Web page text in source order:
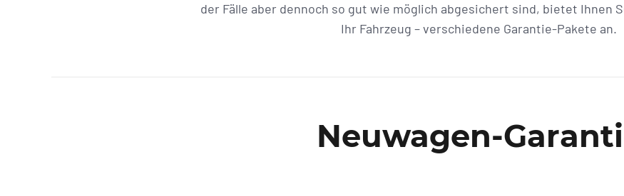
der Fälle aber dennoch so gut wie möglich abgesichert sind, bietet Ihnen
Ihr Fahrzeug – verschiedene Garantie-Pakete an.
Neuwagen-